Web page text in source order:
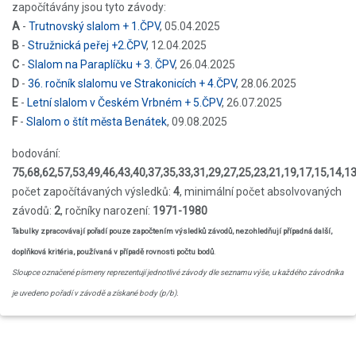
započítávány jsou tyto závody:
A - Trutnovský slalom + 1.ČPV, 05.04.2025
B - Stružnická peřej +2.ČPV, 12.04.2025
C - Slalom na Paraplíčku + 3. ČPV, 26.04.2025
D - 36. ročník slalomu ve Strakonicích + 4.ČPV, 28.06.2025
E - Letní slalom v Českém Vrbném + 5.ČPV, 26.07.2025
F- Slalom o štít města Benátek, 09.08.2025
bodování:
počet započítávaných výsledků: 4, minimální počet absolvovaných
závodů: 2, ročníky narození: 1971-1980
Tabulky zpracovávají pořadí pouze započtením výsledků závodů, nezohledňují případná další,
doplňková kritéria, používaná v případě rovnosti počtu bodů.
Sloupce označené písmeny reprezentují jednotlivé závody dle seznamu výše, u každého závodníka
je uvedeno pořadí v závodě a získané body (p/b).